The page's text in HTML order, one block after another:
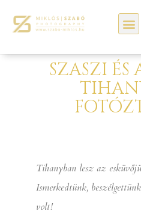
SZASZI ÉS
Tihanyban lesz az
Ismerkedtünk,
volt!